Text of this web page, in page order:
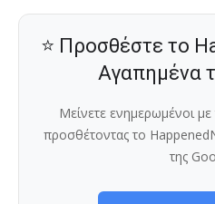
⭐ Προσθέστε το
Αγαπημένα
Μείνετε ενημερωμένοι με
προσθέτοντας το
της